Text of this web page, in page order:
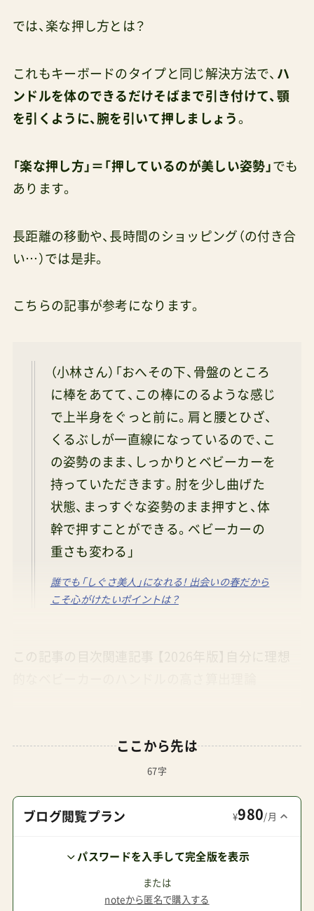
では、楽な押し方とは？
これもキーボードのタイプと同じ解決方法で、 ハ
ンドルを体のできるだけそばまで引き付けて、顎
を引くように、腕を引いて押しましょう 。
「楽な押し方」＝「押しているのが美しい姿勢」 でも
あります。
長距離の移動や、長時間のショッピング（の付き合
い…）では是非。
こちらの記事が参考になります。
（小林さん）「おへその下、骨盤のところ
に棒をあてて、この棒にのるような感じ
で上半身をぐっと前に。肩と腰とひざ、
くるぶしが一直線になっているので、こ
の姿勢のまま、しっかりとベビーカーを
持っていただきます。肘を少し曲げた
状態、まっすぐな姿勢のまま押すと、体
幹で押すことができる。ベビーカーの
重さも変わる」
誰でも「しぐさ美人」になれる！ 出会いの春だから
こそ心がけたいポイントは？
この記事の目次関連記事 【2026年版】自分に理想
ここから先は
67字
ブログ閲覧プラン ¥980/月
パスワードを入手して完全版を表示
または
noteから匿名で購入する